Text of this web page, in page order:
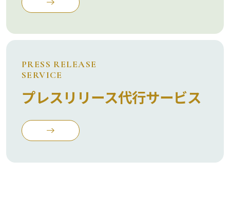
PRESS RELEASE
SERVICE
プレスリリース代行サービス